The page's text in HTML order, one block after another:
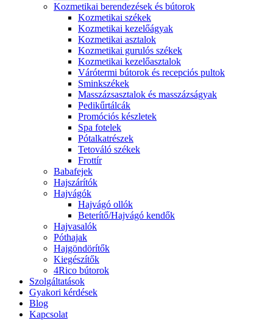
Kozmetikai berendezések és bútorok
Kozmetikai székek
Kozmetikai kezelőágyak
Kozmetikai asztalok
Kozmetikai gurulós székek
Kozmetikai kezelőasztalok
Várótermi bútorok és recepciós pultok
Sminkszékek
Masszázsasztalok és masszázságyak
Pedikűrtálcák
Promóciós készletek
Spa fotelek
Pótalkatrészek
Tetováló székek
Frottír
Babafejek
Hajszárítók
Hajvágók
Hajvágó ollók
Beterítő/Hajvágó kendők
Hajvasalók
Póthajak
Hajgöndörítők
Kiegészítők
4Rico bútorok
Szolgáltatások
Gyakori kérdések
Blog
Kapcsolat